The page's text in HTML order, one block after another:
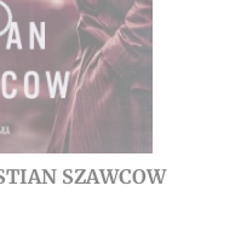
SZAWCOW